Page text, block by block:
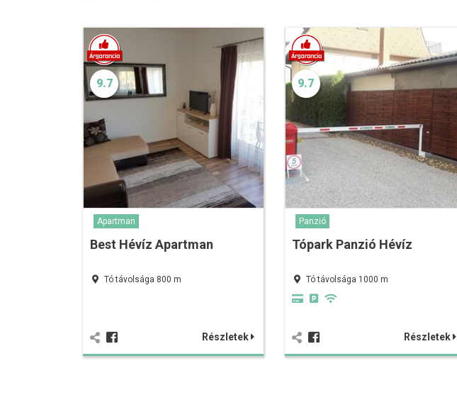
9.7
Apartman
Best Hévíz Apartman
Tó távolsága 800 m
Részletek
9.7
Panzió
Tópark Panzió Hévíz
Tó távolsága 1000 m
Részletek